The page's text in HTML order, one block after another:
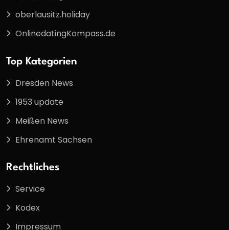
oberlausitz.holiday
OnlinedatingKompass.de
Top Kategorien
Dresden News
1953 update
Meißen News
Ehrenamt Sachsen
Rechtliches
Service
Kodex
Impressum